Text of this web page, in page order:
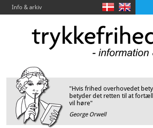
Info & arkiv
"Hvis frihed overhovedet
betyder det retten til at
vil høre"
George Orwell